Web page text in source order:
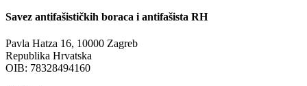
Savez antifašističkih boraca i antifašista RH
Pavla Hatza 16, 10000 Zagreb
Republika Hrvatska
OIB: 78328494160